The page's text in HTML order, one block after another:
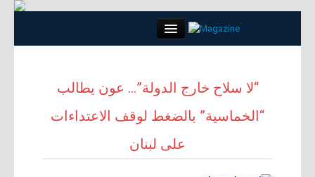
الرئيسية
“لا سلاح خارج الدولة”… عون يطالب
“الخماسية” بالضغط لوقف الاعتداءات
على لبنان